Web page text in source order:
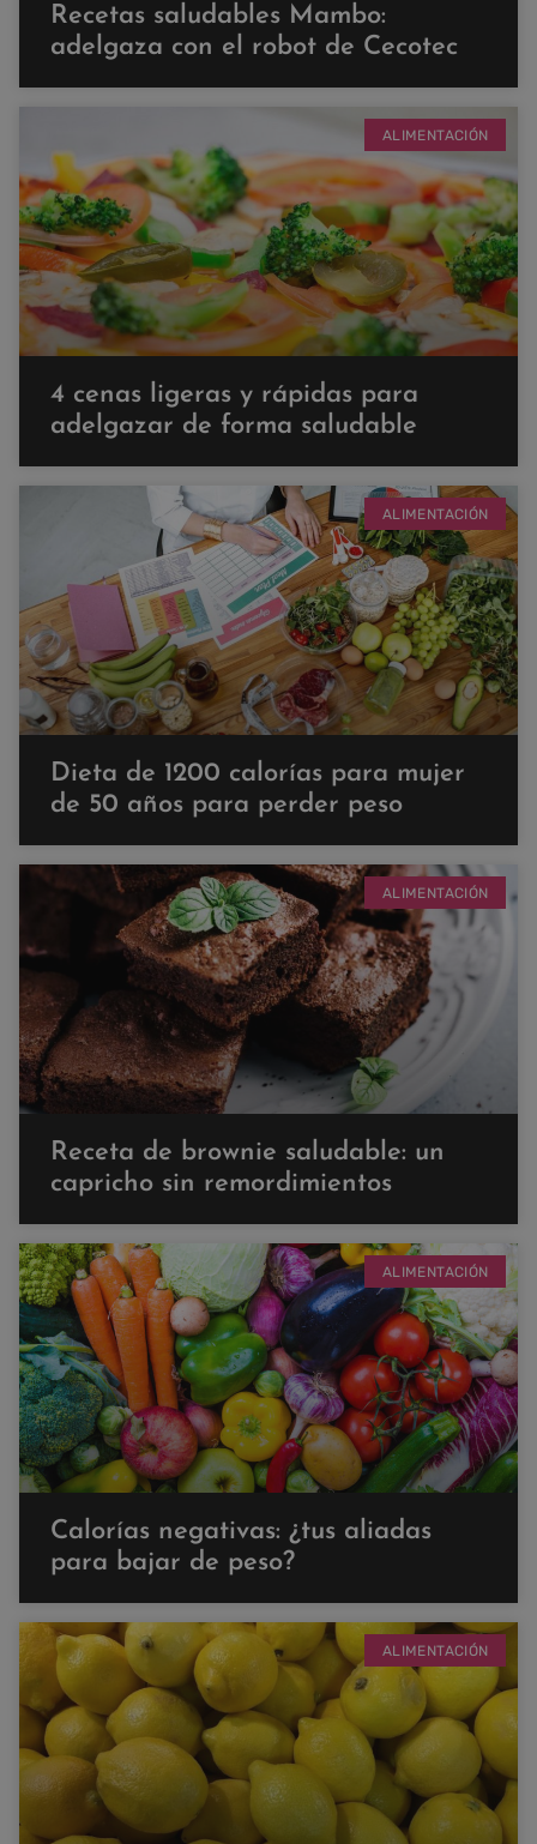
Recetas saludables Mambo:
adelgaza con el robot de Cecotec
ALIMENTACIÓN
4 cenas ligeras y rápidas para
adelgazar de forma saludable
ALIMENTACIÓN
Dieta de 1200 calorías para mujer
de 50 años para perder peso
ALIMENTACIÓN
Receta de brownie saludable: un
capricho sin remordimientos
ALIMENTACIÓN
Calorías negativas: ¿tus aliadas
para bajar de peso?
ALIMENTACIÓN